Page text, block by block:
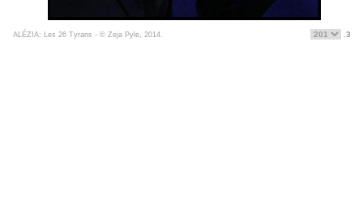
ALÉZIA: Les 26 Tyrans - © Zeja Pyle, 2014. .3